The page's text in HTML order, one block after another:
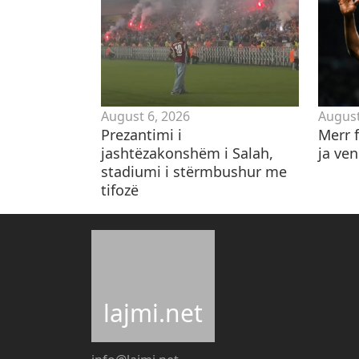
August 6, 2026
Prezantimi i
jashtëzakonshëm i Salah,
stadiumi i stërmbushur me
tifozë
Merr
ja
lajmi.net